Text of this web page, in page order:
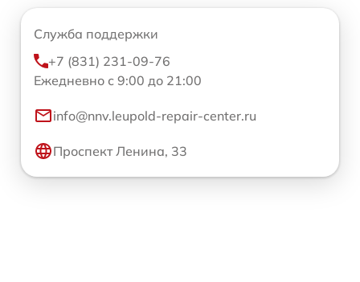
Служба поддержки
+7 (831) 231-09-76
Ежедневно с 9:00 до 21:00
info@nnv.leupold-repair-center.ru
Проспект Ленина, 33